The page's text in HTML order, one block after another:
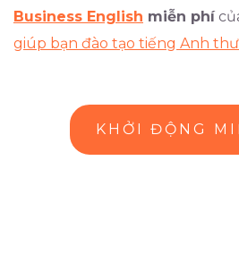
Business English miễn phí
giúp bạn đào tạo tiếng Anh
KHỞI ĐỘNG